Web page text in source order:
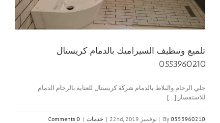
تلميع وتنظيف السيراميك بالدمام كريستال
0553960210
جلي الرخام والبلاط بالدمام شركة كريستال للعناية بالرخام الدمام
للاستفسار [...]
By 0553960210
| نوفمبر 22nd, 2019 | خدمات |
0 Comments